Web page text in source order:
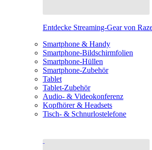
Entdecke Streaming-Gear von
Smartphone & Handy
Smartphone-Bildschirmfolien
Smartphone-Hüllen
Smartphone-Zubehör
Tablet
Tablet-Zubehör
Audio- & Videokonferenz
Kopfhörer & Headsets
Tisch- & Schnurlostelefone